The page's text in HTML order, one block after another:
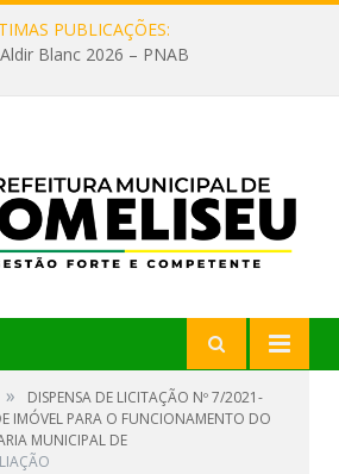
PUBLICAÇÕES:
Blanc 2026 – PNAB
»
DISPENSA DE LICITAÇÃO Nº 7/2021-
IMÓVEL PARA O FUNCIONAMENTO DO
MUNICIPAL DE